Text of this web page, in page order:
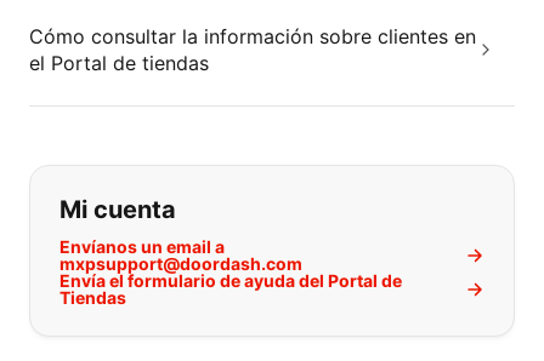
Cómo consultar la información sobre clientes en
el Portal de tiendas
Si no puede encontrar lo que está
Mi cuenta
Envíanos un email a
mxpsupport@doordash.com
Envía el formulario de ayuda del Portal de
Tiendas